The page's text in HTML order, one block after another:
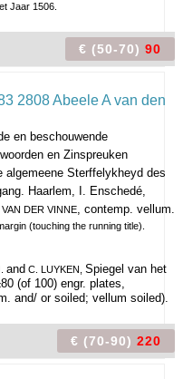
Jaar 1506.
€ (50-70) 90
en beschouwende
en Zinspreuken
algemeene Sterffelykheyd des
Haarlem, I. Enschedé,
VAN DER VINNE, contemp. vellum.
(touching the running title).
and C. LUYKEN, Spiegel van het
(of 100) engr. plates,
and/ or soiled; vellum soiled).
€ (70-90) 220